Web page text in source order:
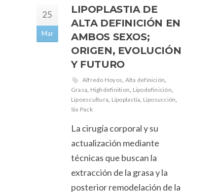
25
Mar
LIPOPLASTIA DE
ALTA DEFINICIÓN EN
AMBOS SEXOS;
ORIGEN, EVOLUCIÓN
Y FUTURO
Alfredo Hoyos Alta definición
Grasa Highdefinition Lipodefinición
Lipoescultura Lipoplastia Liposucción
Six Pack
La cirugía corporal y su
actualización mediante
técnicas que buscan la
extracción de la grasa y la
posterior remodelación de la